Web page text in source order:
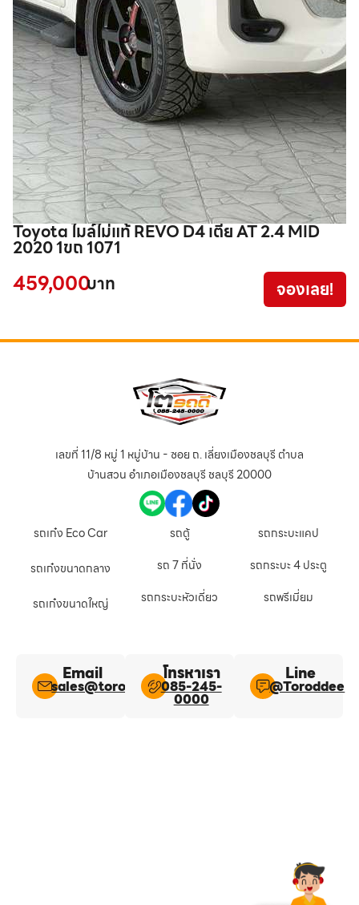
Toyota ไมล์ไม่แท้ REVO D4 เตี้ย AT 2.4 MID
2020 1ขถ 1071
459,000บาท จองเลย!
เลขที่ 11/8 หมู่ 1 หมู่บ้าน - ซอย ถ. เลี่ยงเมืองชลบุรี ตำบล
บ้านสวน อำเภอเมืองชลบุรี ชลบุรี 20000
รถเก๋ง Eco Car
รถเก๋งขนาดกลาง
รถเก๋งขนาดใหญ่
รถตู้
รถ 7 ที่นั่ง
รถกระบะหัวเดี่ยว
รถกระบะแคป
รถกระบะ 4 ประตู
รถพรีเมี่ยม
Email
sales@toroddee.com
โทรหาเรา
085-245-
0000
Line​
@Toroddee​